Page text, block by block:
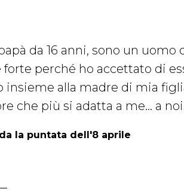
da 16 anni, sono un
forte perché ho accettato di
insieme alla madre di mia
che più si adatta a me... a
la puntata dell'8 aprile